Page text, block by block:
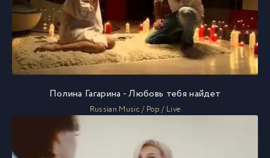
Полина Гагарина - Любовь тебя найдет
Russian Music / Pop / Live